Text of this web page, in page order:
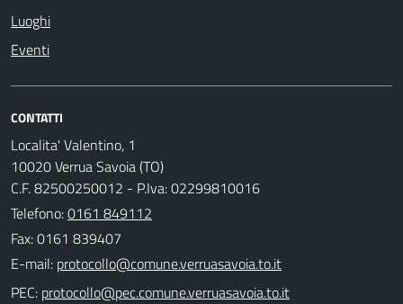
Luoghi
Eventi
CONTATTI
Localita' Valentino, 1
10020 Verrua Savoia (TO)
C.F. 82500250012 - P.Iva: 02299810016
Telefono:0161 849112
Fax: 0161 839407
E-mail:
PEC: